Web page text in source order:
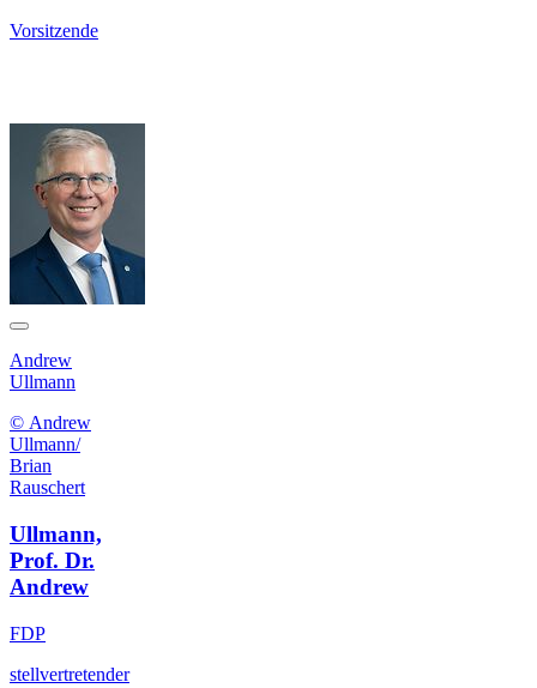
Vorsitzende
Andrew
Ullmann
© Andrew
Ullmann/
Brian
Rauschert
Ullmann,
Prof. Dr.
Andrew
FDP
stellvertretender